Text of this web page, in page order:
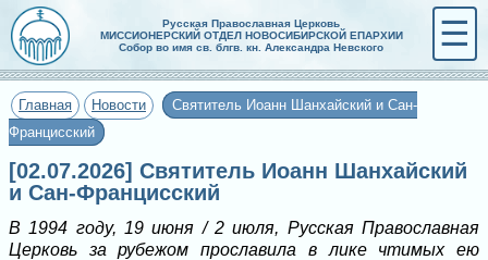
Русская Православная Церковь
МИССИОНЕРСКИЙ ОТДЕЛ НОВОСИБИРСКОЙ ЕПАРХИИ
Собор во имя св. блгв. кн. Александра Невского
☰
Главная Новости
Святитель Иоанн Шанхайский и Сан-
Францисский
[02.07.2026] Святитель Иоанн Шанхайский
и Сан-Францисский
В 1994 году, 19 июня / 2 июля, Русская Православная
Церковь за рубежом прославила в лике чтимых ею